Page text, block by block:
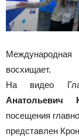
восхищает.
На видео
Анатольевич
посещения
представлен